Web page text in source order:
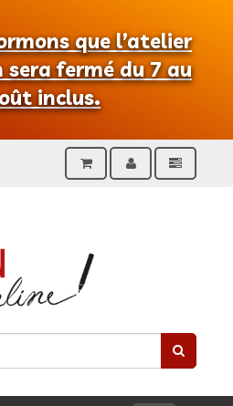
que l’atelier
fermé du 7 au
inclus.